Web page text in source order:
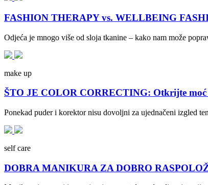
FASHION THERAPY vs. WELLBEING
Odjeća je mnogo više od sloja tkanine – kako nam može
make up
ŠTO JE COLOR CORRECTING: Otkrijte moć
Ponekad puder i korektor nisu dovoljni za ujednačeni izgled
self care
DOBRA MANIKURA ZA DOBRO